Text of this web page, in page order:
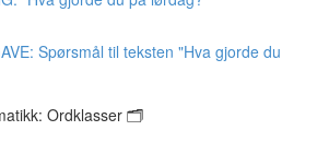
Spørsmål til teksten "Hva gjorde du
Ordklasser 🗂